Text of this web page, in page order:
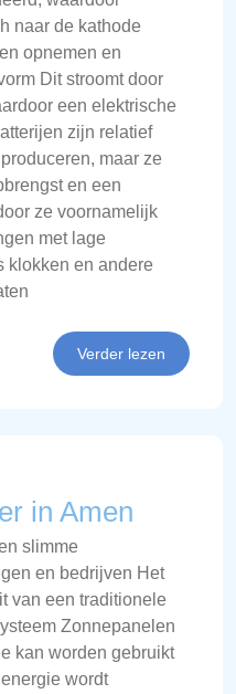
naar de kathode
opnemen en
Dit stroomt door
een elektrische
zijn relatief
maar ze
en een
ze voornamelijk
met lage
klokken en andere
Verder lezen
in Amen
slimme
en bedrijven Het
van een traditionele
Zonnepanelen
kan worden gebruikt
wordt